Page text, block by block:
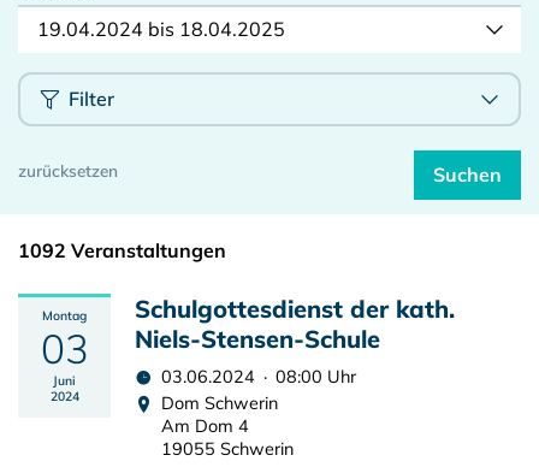
19.04.2024 bis 18.04.2025
Filter
1092 Veranstaltungen
Montag
03
Juni
2024
Schulgottesdienst der kath.
Niels-Stensen-Schule
03.06.2024 · 08:00 Uhr
Dom Schwerin
Am Dom 4
19055 Schwerin